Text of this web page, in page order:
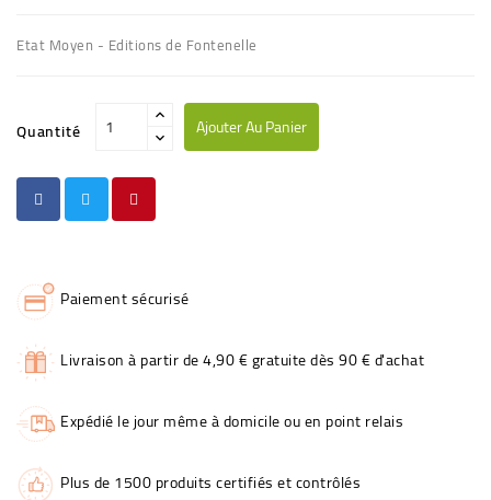
Etat Moyen - Editions de Fontenelle
Quantité Ajouter Au Panier
Paiement sécurisé
Livraison à partir de 4,90 € gratuite dès 90 € d'achat
Expédié le jour même à domicile ou en point relais
Plus de 1500 produits certifiés et contrôlés